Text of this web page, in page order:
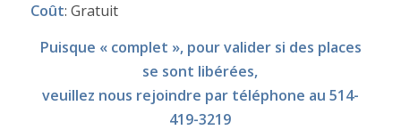
Coût: Gratuit
Puisque « complet », pour valider si des places
se sont libérées,
veuillez nous rejoindre par téléphone au 514-
419-3219